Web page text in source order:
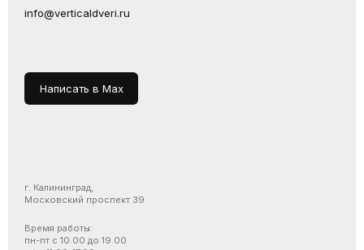
г. Калининград,
Московский проспект 39
Время работы:
пн-пт с 10.00 до 19.00
Написать в Max
info@verticaldveri.ru